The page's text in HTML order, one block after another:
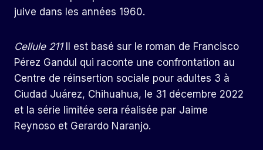
juive dans les années 1960.
Cellule 211Il est basé sur le roman de Francisco
Pérez Gandul qui raconte une confrontation au
Centre de réinsertion sociale pour adultes 3 à
Ciudad Juárez, Chihuahua, le 31 décembre 2022
et la série limitée sera réalisée par Jaime
Reynoso et Gerardo Naranjo.